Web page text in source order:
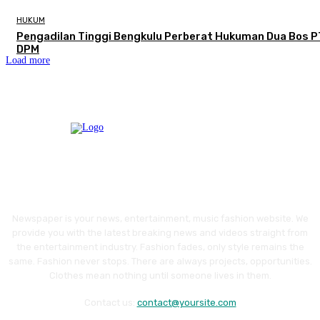
HUKUM
Pengadilan Tinggi Bengkulu Perberat Hukuman Dua Bos
DPM
Load more
contact@yoursite.com